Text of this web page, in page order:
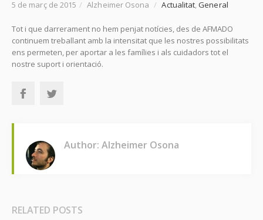
5 de març de 2015 / Alzheimer Osona / Actualitat,General
Tot i que darrerament no hem penjat notícies, des de AFMADO
continuem treballant amb la intensitat que les nostres possibilitats
ens permeten, per aportar a les famílies i als cuidadors tot el
nostre suport i orientació.
Author: Alzheimer Osona
RELATED POSTS